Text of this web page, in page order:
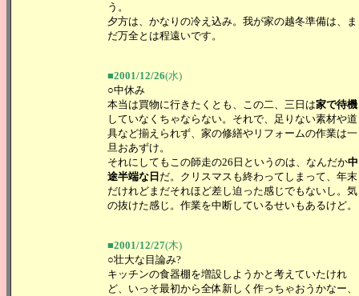
う。
夕方は、かなりの冷え込み。我が家の越冬準備は、ま
だ万全とは程遠いです。
■2001/12/26(水)
○中休み
本当は買物に行きたくとも、この二、三日は家で待機
していなくちゃならない。それで、足りない素材や道
具など揃えられず、家の修繕やリフォームの作業は一
旦おあずけ。
それにしてもこの師走の26日というのは、なんだか中
途半端な日 だ。クリスマスも終わってしまって、年末
だけれどまだそれほど差し迫った感じでもないし。気
の抜けた感じ。作業を中断しているせいもあるけど。
■2001/12/27(木)
○壮大な目論み?
キッチンの食器棚を増設しようかと考えていたけれ
ど、いっそ最初から全体新しく作っちゃおうかなー、